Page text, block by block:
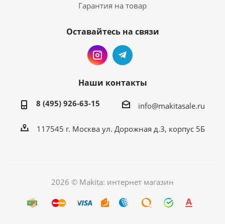
Гарантия на товар
Оставайтесь на связи
Наши контакты
8 (495) 926-63-15 info@makitasale.ru
117545 г. Москва ул. Дорожная д.3, корпус 5Б
2026 © Makita: интернет магазин